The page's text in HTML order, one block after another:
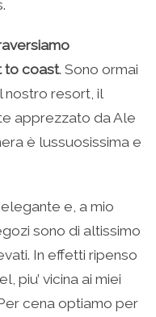
to coast. Sono ormai
nostro resort, il
apprezzato da Ale
è lussuosissima e
e, a mio
sono di altissimo
In effetti ripenso
piu’ vicina ai miei
cena optiamo per